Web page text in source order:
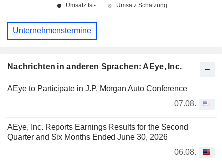
Nachrichten in anderen Sprachen: AEye, Inc.
AEye to Participate in J.P. Morgan Auto Conference
07.08.
AEye, Inc. Reports Earnings Results for the Second
Quarter and Six Months Ended June 30, 2026
06.08.
Unternehmenstermine